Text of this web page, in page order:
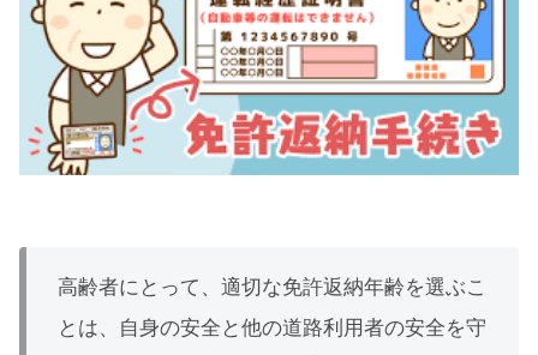
高齢者にとって、適切な免許返納年齢を選ぶこ
とは、自身の安全と他の道路利用者の安全を守